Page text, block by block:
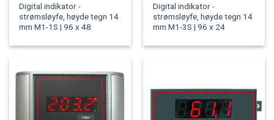
Digital indikator -
strømsløyfe, høyde tegn 14
mm M1-1S | 96 x 48
Digital indikator -
strømsløyfe, høyde tegn 14
mm M1-3S | 96 x 24